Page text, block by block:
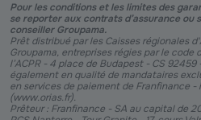
Pour les conditions et les limites des
se reporter aux contrats d’assurance ou
conseiller Groupama.
Prêt distribué par les Caisses régionales
Groupama, entreprises régies par le code
l’ACPR - 4 place de Budapest - CS
également en qualité de mandataires
en services de paiement de Franfinance -
(www.orias.fr).
Prêteur : Franfinance - SA au capital de